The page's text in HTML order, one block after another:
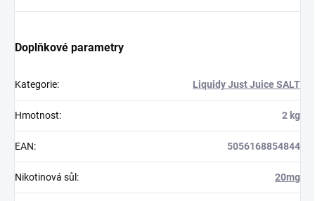
Doplňkové parametry
Kategorie: Liquidy Just Juice SALT
Hmotnost: 2 kg
EAN: 5056168854844
Nikotinová sůl : 20mg